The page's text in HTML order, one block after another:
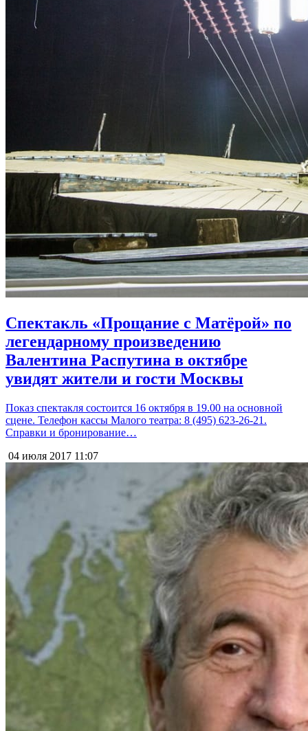
Спектакль «Прощание с Матёрой» по
легендарному произведению
Валентина Распутина в октябре
увидят жители и гости Москвы
Показ спектакля состоится 16 октября в 19.00 на основной
сцене. Телефон кассы Малого театра: 8 (495) 623-26-21.
Справки и бронирование…
04 июля 2017 11:07